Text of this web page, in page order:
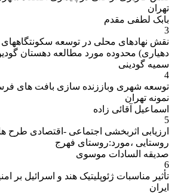
تهران
بابک لطفی مقدم
3
نقش نهادهای محلی در توسعه سکونتگاههای
دهیاری) محدوده مورد مطالعه دهستان
سمیه گودینی
4
توسعه شهری وباززنده سازی بافت های
نمونه تهران
اسماعیل آقائی زاده
5
ارزیابی اثربخشی اجتماعی -اقتصادی طرح
روستایی ،مورد:روستای فهرج
صدیقه السادات موسوی
6
تأثیر مناسبات ژئوپلیتیک هند و اسرائیل
ایران